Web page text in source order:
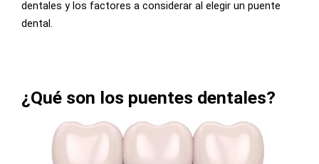
dentales y los factores a considerar al elegir un puente
dental.
¿Qué son los puentes dentales?